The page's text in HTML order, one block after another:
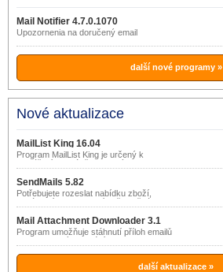
Mail Notifier 4.7.0.1070
Upozornenia na doručený email
další nové programy »
Nové aktualizace
MailList King 16.04
Program MailList King je určený k
vytváření a správě emailových
konferencí (mailing lists).
SendMails 5.82
Potřebujete rozeslat nabídku zboží,
oznámení o aktualizacích či změnách?
Potřebujete zaslat zprávu na více
emailových adres? Nechcete aby každý
příjemce viděl adresy ostatních
spolupříjemců? Nechcete spoléhat na
pouhé vložení seznamu příjemců do
kopie (skryté)? Program SendMail umí
Mail Attachment Downloader 3.1
Program umožňuje stáhnutí příloh emailů
dle nastavených kritérií, bez nutnosti
stáhnutí a otevření samotné emailové
zprávy.
další aktualizace »